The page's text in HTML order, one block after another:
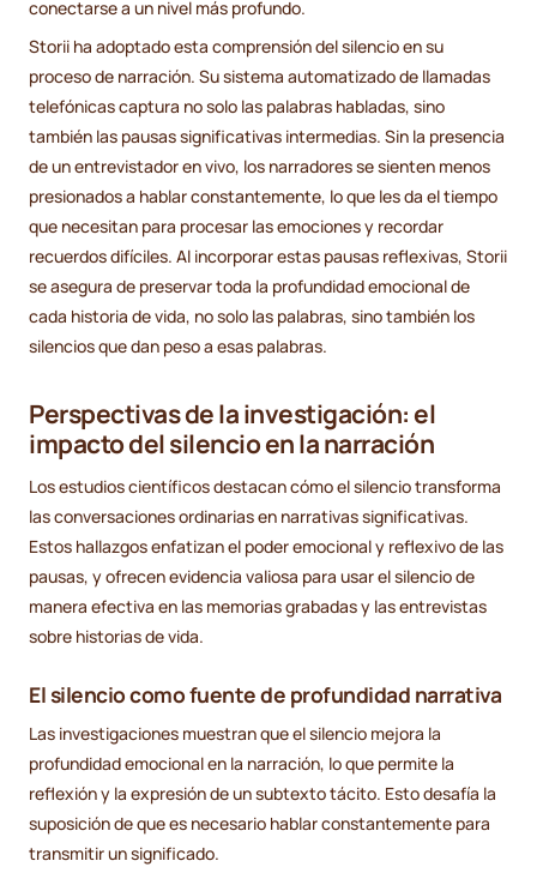
conectarse a un nivel más profundo.
Storii ha adoptado esta comprensión del silencio en su
proceso de narración. Su sistema automatizado de llamadas
telefónicas captura no solo las palabras habladas, sino
también las pausas significativas intermedias. Sin la presencia
de un entrevistador en vivo, los narradores se sienten menos
presionados a hablar constantemente, lo que les da el tiempo
que necesitan para procesar las emociones y recordar
recuerdos difíciles. Al incorporar estas pausas reflexivas, Storii
se asegura de preservar toda la profundidad emocional de
cada historia de vida, no solo las palabras, sino también los
silencios que dan peso a esas palabras.
Perspectivas de la investigación: el
impacto del silencio en la narración
Los estudios científicos destacan cómo el silencio transforma
las conversaciones ordinarias en narrativas significativas.
Estos hallazgos enfatizan el poder emocional y reflexivo de las
pausas, y ofrecen evidencia valiosa para usar el silencio de
manera efectiva en las memorias grabadas y las entrevistas
sobre historias de vida.
El silencio como fuente de profundidad narrativa
Las investigaciones muestran que el silencio mejora la
profundidad emocional en la narración, lo que permite la
reflexión y la expresión de un subtexto tácito. Esto desafía la
suposición de que es necesario hablar constantemente para
transmitir un significado.